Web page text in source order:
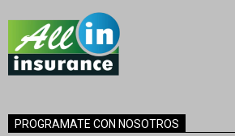
PROGRAMATE CON NOSOTROS